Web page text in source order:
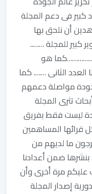
فى دعم المجلة
أن نلحق بها
كبير للمجلة ……..
هو
العدد الثانى ……. كما
مواصلة دعمهم
تثرى المجلة
ليست فقط بفريق
قرائها المساهمين
ما لديهم من
بنشرها ضمن أعدادنا
عليكم مرة أخرى وأن
إصدار المجلة